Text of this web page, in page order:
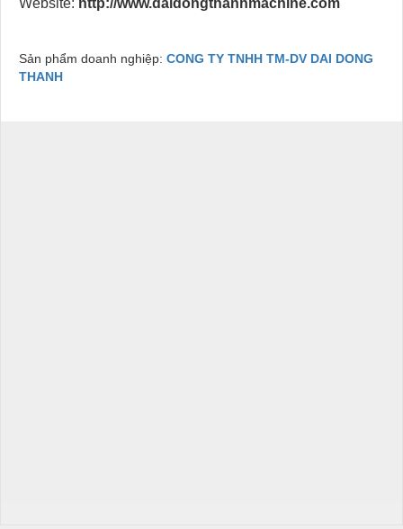
Sản phẩm doanh nghiệp: CONG TY TNHH TM-DV DAI DONG
THANH